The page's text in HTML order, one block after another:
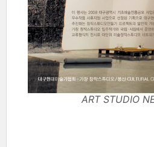
ART STUDIO